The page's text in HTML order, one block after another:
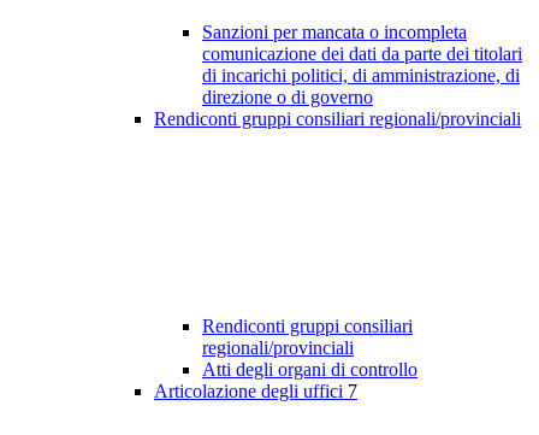
Sanzioni per mancata o incompleta
comunicazione dei dati da parte dei titolari
di incarichi politici, di amministrazione, di
direzione o di governo
Rendiconti gruppi consiliari regionali/provinciali
Rendiconti gruppi consiliari
regionali/provinciali
Atti degli organi di controllo
Articolazione degli uffici 7